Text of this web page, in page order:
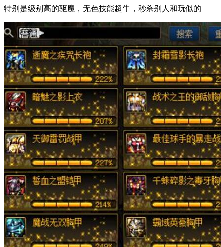
特别是级别高的驱魔，无色技能超牛，秒杀别人和玩似的